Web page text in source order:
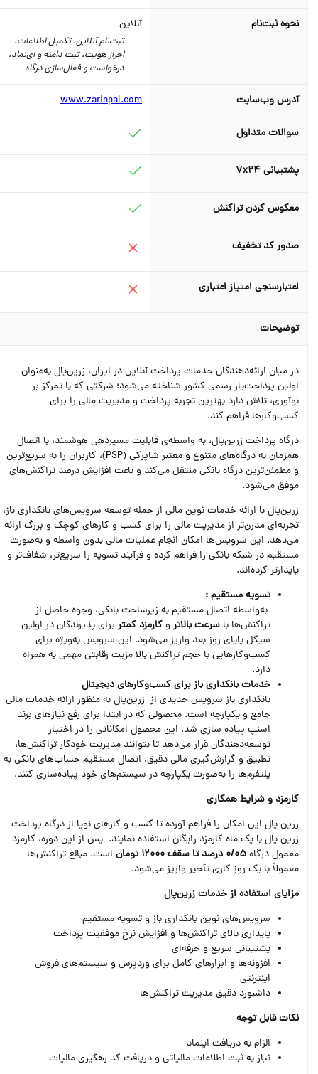
نحوه ثبت‌نام آنلاین
ثبت‌نام آنلاین، تکمیل اطلاعات،
احراز هویت، ثبت دامنه و ای‌نماد،
درخواست و فعال‌سازی درگاه
آدرس وب‌سایت www.zarinpal.com
سوالات متداول
پشتیبانی ۷x۲۴
معکوس کردن تراکنش
صدور کد تخفیف
اعتبارسنجی امتیاز اعتباری
توضیحات
در میان ارائه‌دهندگان خدمات پرداخت آنلاین در ایران، زرین‌پال به‌عنوان
اولین پرداخت‌یار رسمی کشور شناخته می‌شود؛ شرکتی که با تمرکز بر
نوآوری، تلاش دارد بهترین تجربه پرداخت و مدیریت مالی را برای
کسب‌وکارها فراهم کند.
درگاه پرداخت زرین‌پال، به واسطه‌ی قابلیت مسیردهی هوشمند، با اتصالِ
همزمان به درگاه‌های متنوع و معتبر شاپرکی (PSP)، کاربران را به سریع‌ترین
و مطمئن‌ترین درگاه بانکی منتقل می‌کند و باعث افزایش درصد تراکنش‌های
موفق می‌شود.
زرین‌پال با ارائه خدمات نوین مالی از جمله توسعه سرویس‌های بانکداری باز،
تجربه‌ای مدرن‌تر از مدیریت مالی را برای کسب و کارهای کوچک و بزرگ ارائه
می‌دهد. این سرویس‌ها امکان انجام عملیات مالی بدون واسطه و به‌صورت
مستقیم در شبکه بانکی را فراهم کرده و فرآیند تسویه را سریع‌تر، شفاف‌تر و
پایدارتر کرده‌اند.
تسویه مستقیم :
به‌واسطه اتصال مستقیم به زیرساخت بانکی، وجوه حاصل از
تراکنش‌ها باسرعت بالاتروکارمزد کمتربرای پذیرندگان در اولین
سیکل پایای روز بعد واریز می‌شود. این سرویس به‌ویژه برای
کسب‌وکارهایی با حجم تراکنش‌ بالا مزیت رقابتی مهمی به همراه
دارد.
خدمات بانکداری باز برای کسب‌وکارهای دیجیتال
بانکداری باز سرویس جدیدی از زرین‌پال به منظور ارائه خدمات مالی
جامع و یکپارچه است. محصولی که در ابتدا برای رفع نیازهای برند
اسنپ پیاده سازی شد. این محصول امکاناتی را در اختیار
توسعه‌دهندگان قرار می‌دهد تا بتوانند مدیریت خودکار تراکنش‌ها،
تطبیق و گزارش‌گیری مالی دقیق، اتصال مستقیم حساب‌های بانکی به
پلتفرم‌ها را به‌صورت یکپارچه در سیستم‌های خود پیاده‌سازی کنند.
کارمزد و شرایط همکاری
زرین پال این امکان را فراهم آورده تا کسب و کارهای نوپا از درگاه پرداخت
زرین پال با یک ماه کارمزد رایگان استفاده نمایند. پس از این دوره، کارمزد
معمول درگاه0/05درصد تا سقف12000توماناست. مبالغ تراکنش‌ها
معمولاً با یک روز کاری تأخیر واریز می‌شود.
مزایای استفاده از خدمات زرین‌پال
سرویس‌های نوین بانکداری باز و تسویه مستقیم
پایداری بالای تراکنش‌ها و افزایش نرخ موفقیت پرداخت
پشتیبانی سریع و حرفه‌ای
افزونه‌ها و ابزارهای کامل برای وردپرس و سیستم‌های فروش
اینترنتی
داشبورد دقیق مدیریت تراکنش‌ها
نکات قابل توجه
الزام به دریافت اینماد
نیاز به ثبت اطلاعات مالیاتی و دریافت کد رهگیری مالیات